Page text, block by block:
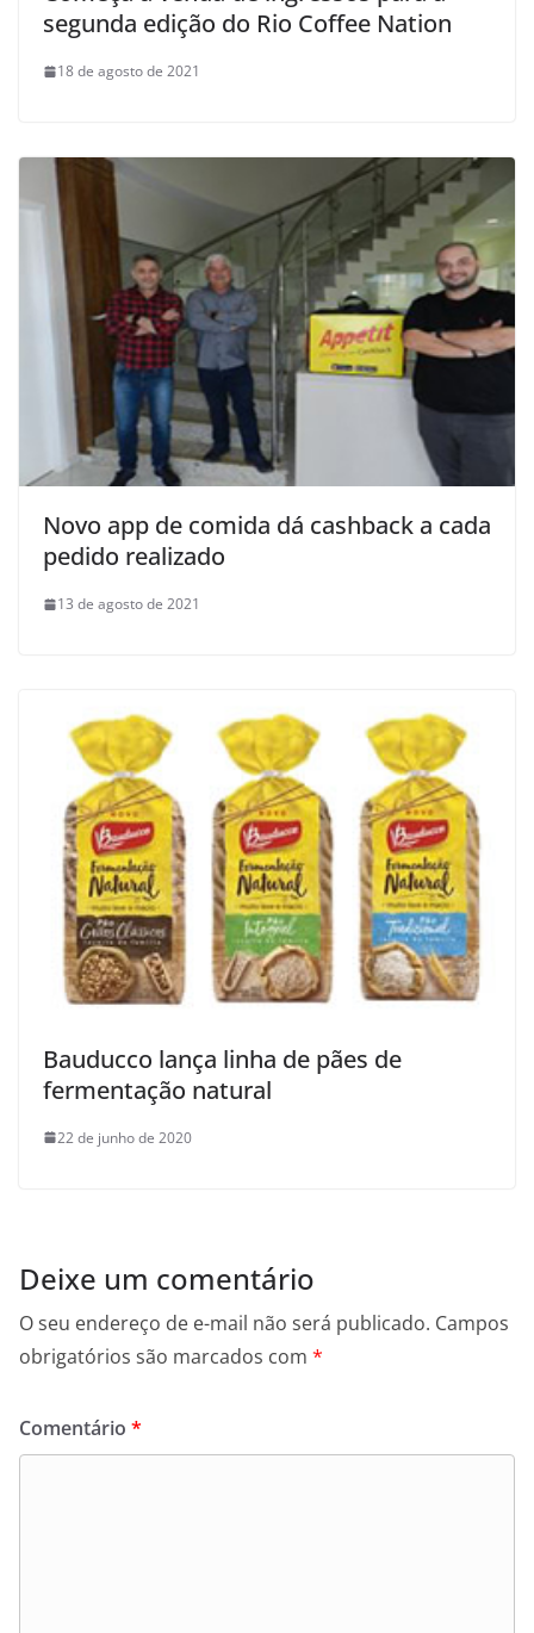
segunda edição do Rio Coffee Nation
18 de agosto de 2021
Novo app de comida dá cashback a cada
pedido realizado
13 de agosto de 2021
Bauducco lança linha de pães de
fermentação natural
22 de junho de 2020
Deixe um comentário
O seu endereço de e-mail não será publicado. Campos
obrigatórios são marcados com *
Comentário *